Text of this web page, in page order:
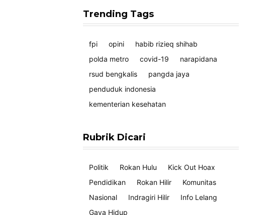
Trending Tags
fpi opini
habib rizieq shihab
polda metro
covid-19
narapidana
rsud bengkalis
pangda jaya
penduduk indonesia
kementerian kesehatan
Rubrik Dicari
Politik Rokan Hulu
Kick Out Hoax
Pendidikan
Rokan Hilir
Komunitas
Nasional
Indragiri Hilir
Info Lelang
Gaya Hidup